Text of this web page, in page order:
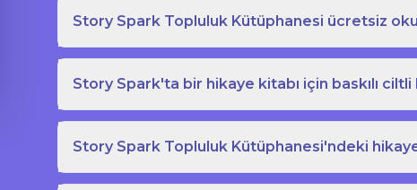
Story Spark Topluluk Kütüphanesi ücretsiz
Story Spark'ta bir hikaye kitabı için baskılı
Story Spark Topluluk Kütüphanesi'ndeki